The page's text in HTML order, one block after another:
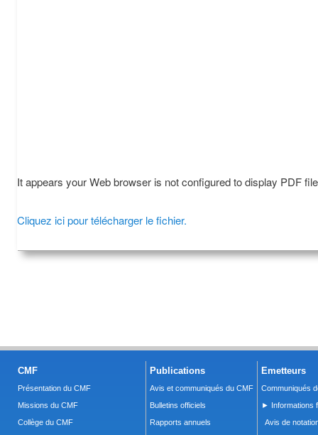
It appears your Web browser is not configured to display PDF
Cliquez ici pour télécharger le fichier.
CMF
Présentation du CMF
Missions du CMF
Collège du CMF
Publications
Avis et communiqués du CMF
Bulletins officiels
Rapports annuels
Emetteurs
Communiqués
► Informations
Avis de